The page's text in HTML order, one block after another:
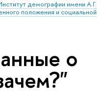
демографии имени А.Г.
положения и социальной
о